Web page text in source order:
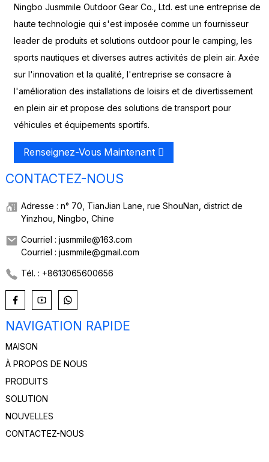
Ningbo Jusmmile Outdoor Gear Co., Ltd. est une entreprise de
haute technologie qui s'est imposée comme un fournisseur
leader de produits et solutions outdoor pour le camping, les
sports nautiques et diverses autres activités de plein air. Axée
sur l'innovation et la qualité, l'entreprise se consacre à
l'amélioration des installations de loisirs et de divertissement
en plein air et propose des solutions de transport pour
véhicules et équipements sportifs.
Renseignez-Vous Maintenant
CONTACTEZ-NOUS
Adresse : n° 70, TianJian Lane, rue ShouNan, district de
Yinzhou, Ningbo, Chine
Courriel : jusmmile@163.com
Courriel : jusmmile@gmail.com
Tél. : +8613065600656
NAVIGATION RAPIDE
MAISON
À PROPOS DE NOUS
PRODUITS
SOLUTION
NOUVELLES
CONTACTEZ-NOUS